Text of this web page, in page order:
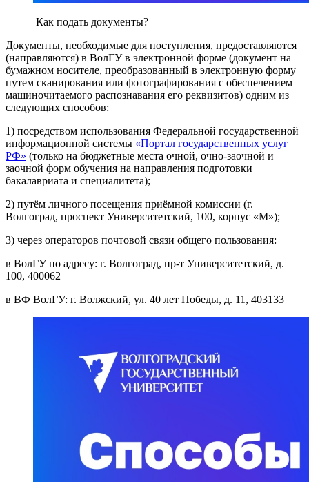
Как подать документы?
Документы, необходимые для поступления, предоставляются
(направляются) в ВолГУ в электронной форме (документ на
бумажном носителе, преобразованный в электронную форму
путем сканирования или фотографирования с обеспечением
машиночитаемого распознавания его реквизитов) одним из
следующих способов:
1) посредством использования Федеральной государственной
информационной системы «Портал государственных услуг
РФ» (только на бюджетные места очной, очно-заочной и
заочной форм обучения на направления подготовки
бакалавриата и специалитета);
2) путём личного посещения приёмной комиссии (г.
Волгоград, проспект Университетский, 100, корпус «М»);
3) через операторов почтовой связи общего пользования:
в ВолГУ по адресу: г. Волгоград, пр-т Университетский, д.
100, 400062
в ВФ ВолГУ: г. Волжский, ул. 40 лет Победы, д. 11, 403133